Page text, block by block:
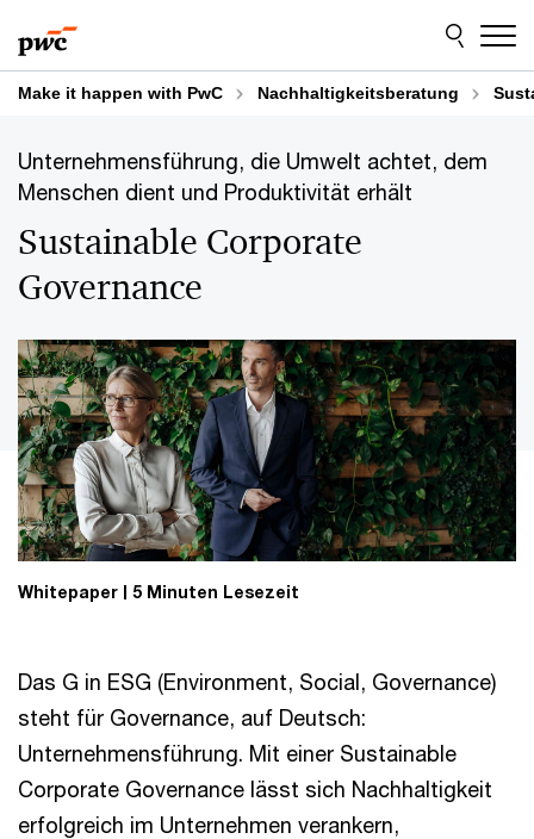
to
content
to
footer
Make it happen with PwC Nachhaltigkeitsberatung
Unternehmensführung, die Umwelt achtet, dem
Menschen dient und Produktivität erhält
Sustainable Corporate
Governance
Whitepaper 5 Minuten Lesezeit
Das G in ESG (Environment, Social, Governance)
steht für Governance, auf Deutsch:
Unternehmensführung. Mit einer Sustainable
Corporate Governance lässt sich Nachhaltigkeit
erfolgreich im Unternehmen verankern,